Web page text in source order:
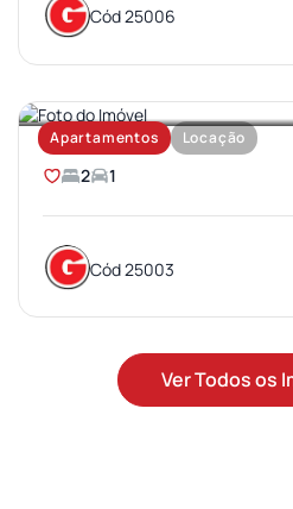
Cód 25006
Apartamentos Locação
SANTA TEREZA
2 1
Cód 25003
Ver Todos os